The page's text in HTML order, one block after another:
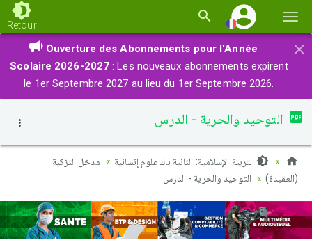
la
Retour
×
Ouverture des Abonnements pour l'Année
Scolaire 2026-2027 : Les nouveaux abonnements expirent
le 1er Septembre 2027 au lieu du 1er Septembre 2026.
التوحيد والحرية - الدرس
التربية الإسلامية: الثانية باك علوم إنسانية
مدخل التزكية
(العقيدة)
التوحيد والحرية - الدرس